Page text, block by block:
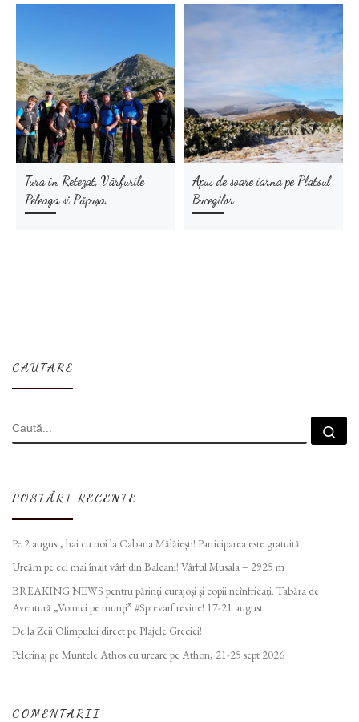
Tura în Retezat, Vârfurile
Peleaga si Păpușa,
Apus de soare iarna pe Platoul
Bucegilor
CAUTARE
CĂUTARE
POSTĂRI RECENTE
Pe 2 august, hai cu noi la Cabana Mălăiești! Participarea este gratuită
Urcăm pe cel mai înalt vârf din Balcani! Vârful Musala – 2925 m
BREAKING NEWS pentru părinți curajoși și copii neînfricați. Tabăra de
Aventură „Voinici pe munți” #Sprevarf revine! 17-21 august
De la Zeii Olimpului direct pe Plajele Greciei!
Pelerinaj pe Muntele Athos cu urcare pe Athon, 21-25 sept 2026
COMENTARII